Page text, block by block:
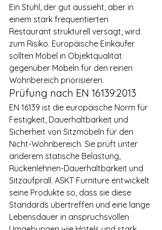
Ein Stuhl, der gut aussieht, aber in
einem stark frequentierten
Restaurant strukturell versagt, wird
zum Risiko. Europäische Einkäufer
sollten Möbel in Objektqualität
gegenüber Möbeln für den reinen
Wohnbereich priorisieren.
Prüfung nach EN 16139:2013
EN 16139 ist die europäische Norm für
Festigkeit, Dauerhaltbarkeit und
Sicherheit von Sitzmöbeln für den
Nicht-Wohnbereich. Sie prüft unter
anderem statische Belastung,
Rückenlehnen-Dauerhaltbarkeit und
Sitzaufprall. ASKT Furniture entwickelt
seine Produkte so, dass sie diese
Standards übertreffen und eine lange
Lebensdauer in anspruchsvollen